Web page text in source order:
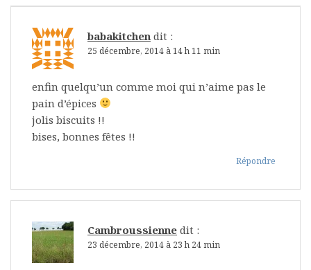
babakitchen dit :
25 décembre, 2014 à 14 h 11 min
enfin quelqu’un comme moi qui n’aime pas le
pain d’épices
jolis biscuits !!
bises, bonnes fêtes !!
Répondre
Cambroussienne dit :
23 décembre, 2014 à 23 h 24 min